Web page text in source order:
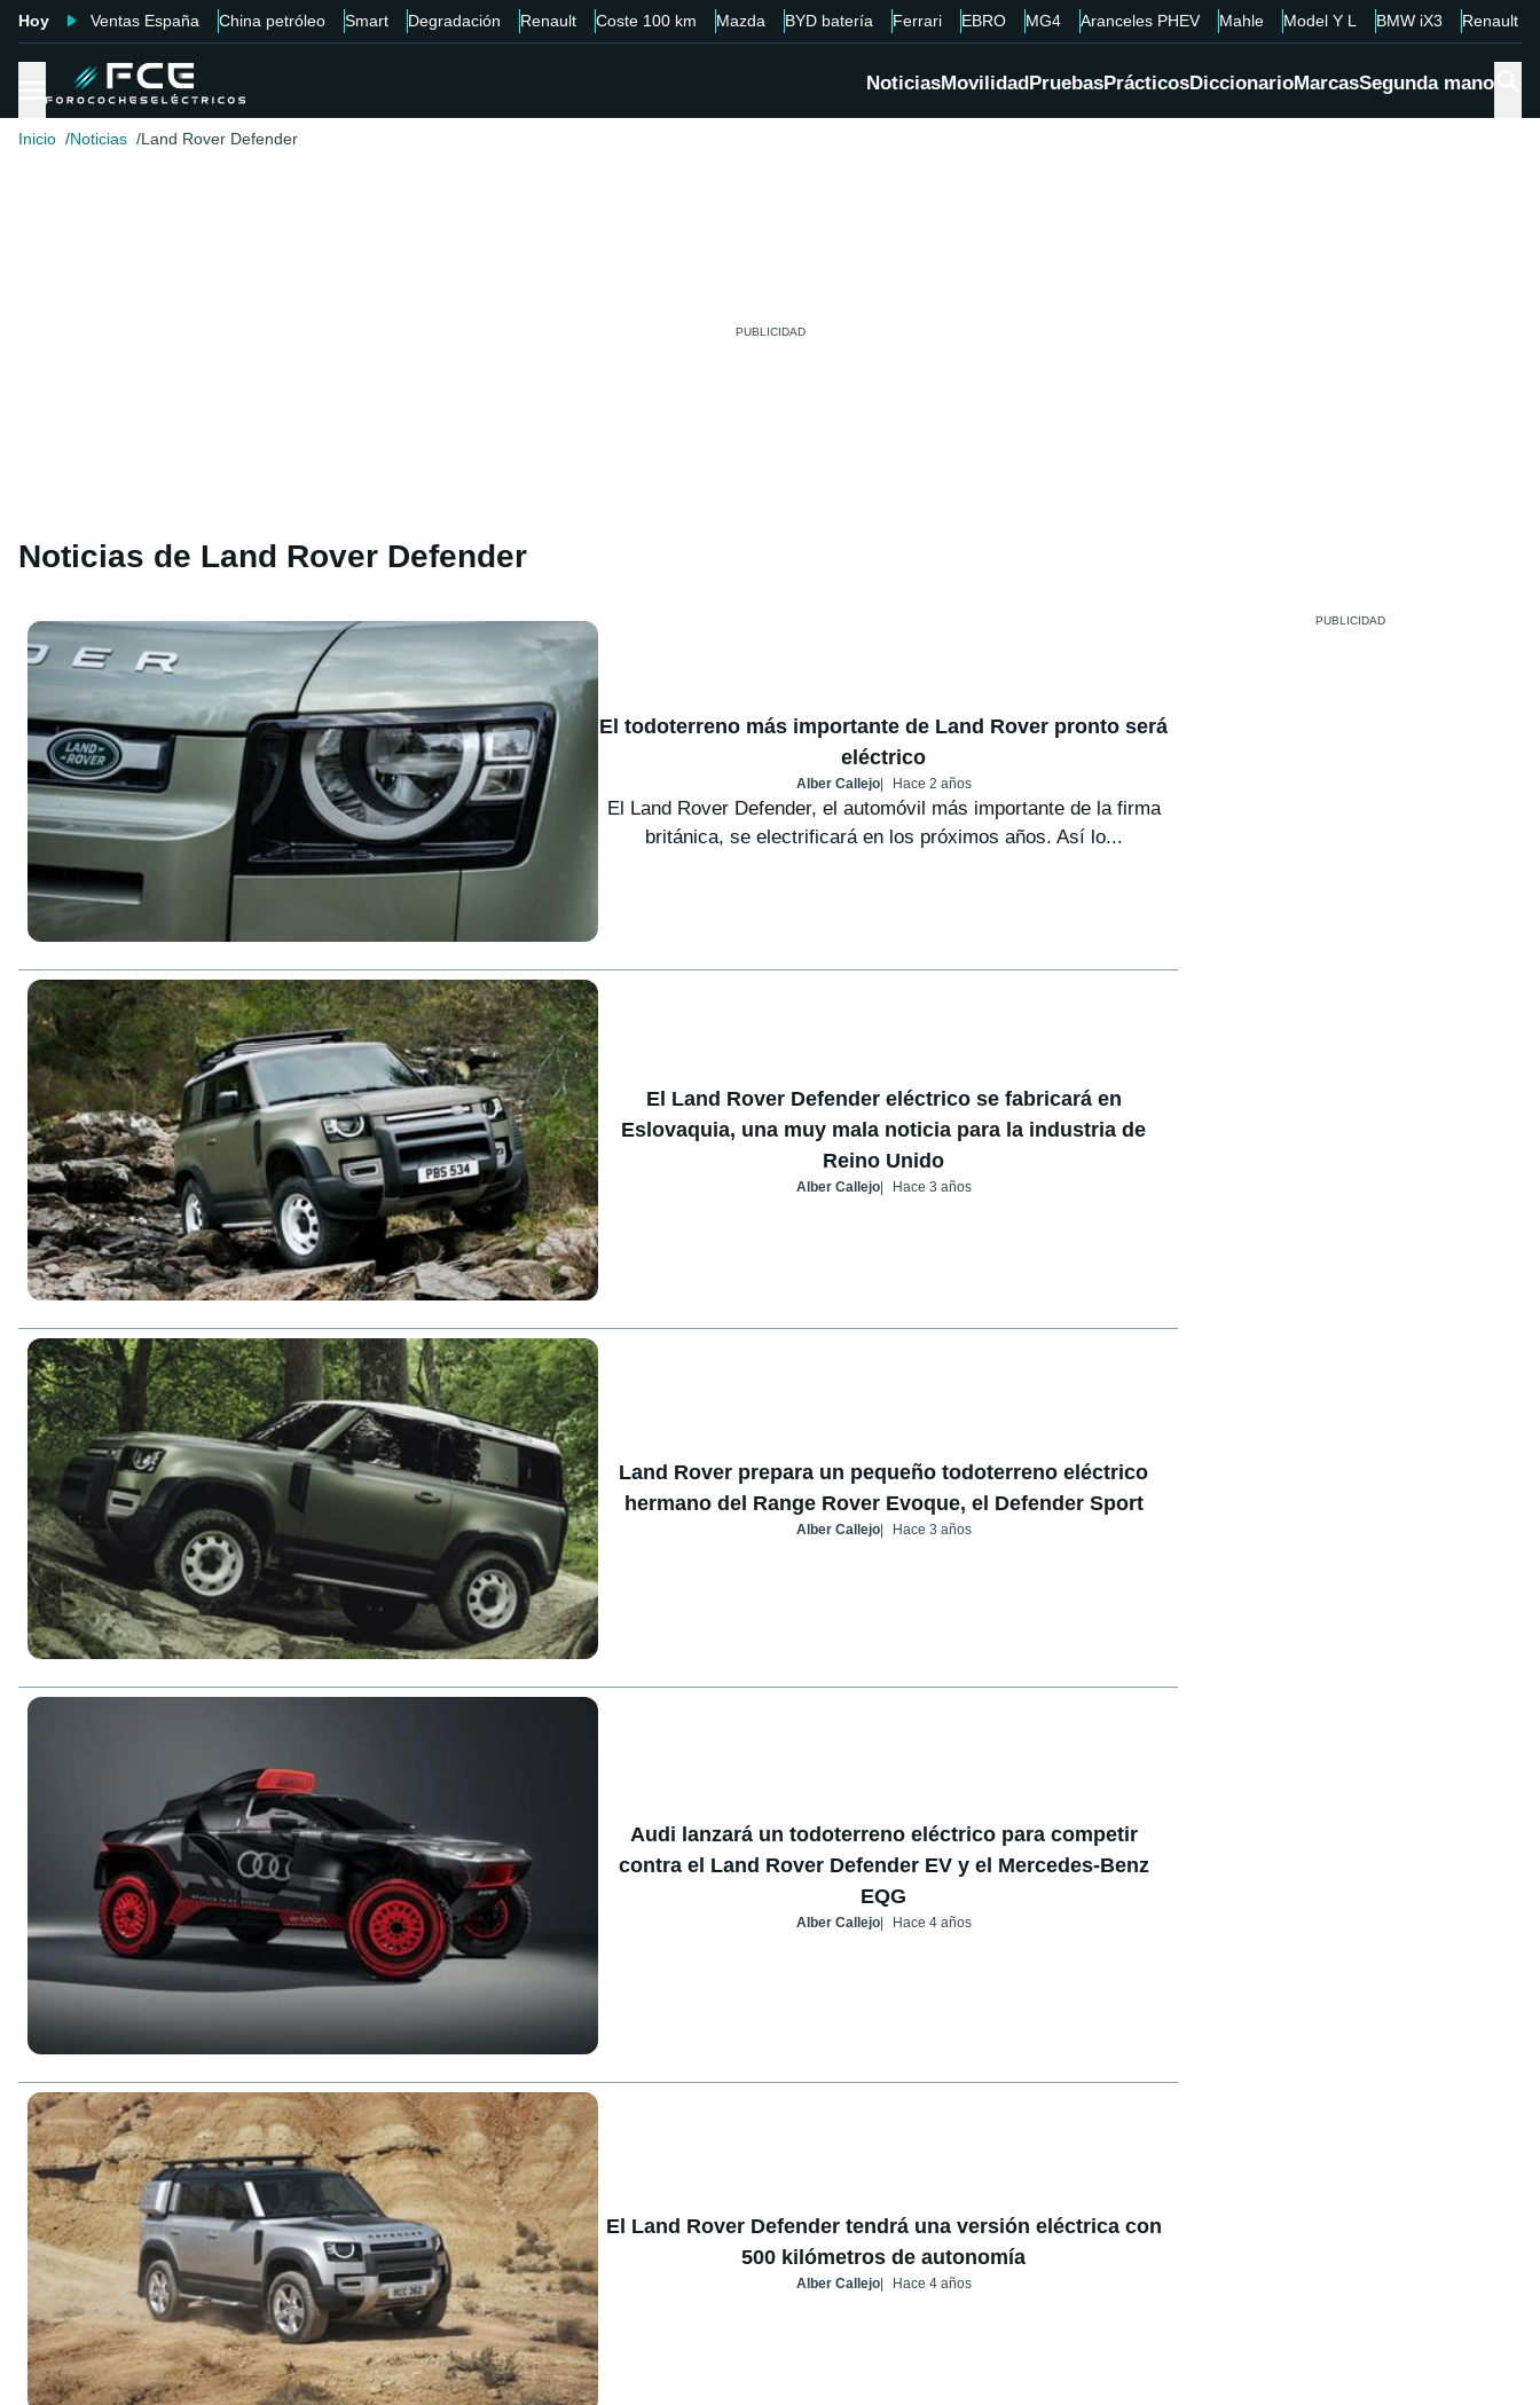
Hoy Ventas España China petróleo Smart Degradación Renault Coste 100 km Mazda BYD batería Ferrari EBRO MG4 Aranceles PHEV Mahle Model Y L BMW iX3 Renault
NoticiasMovilidadPruebasPrácticosDiccionarioMarcasSegunda mano
Inicio Noticias Land Rover Defender
Noticias de Land Rover Defender
El todoterreno más importante de Land Rover pronto será
eléctrico
Alber Callejo Hace 2 años
El Land Rover Defender, el automóvil más importante de la firma
británica, se electrificará en los próximos años. Así lo...
El Land Rover Defender eléctrico se fabricará en
Eslovaquia, una muy mala noticia para la industria de
Reino Unido
Alber Callejo Hace 3 años
Land Rover prepara un pequeño todoterreno eléctrico
hermano del Range Rover Evoque, el Defender Sport
Alber Callejo Hace 3 años
Audi lanzará un todoterreno eléctrico para competir
contra el Land Rover Defender EV y el Mercedes-Benz
EQG
Alber Callejo Hace 4 años
El Land Rover Defender tendrá una versión eléctrica con
500 kilómetros de autonomía
Alber Callejo Hace 4 años